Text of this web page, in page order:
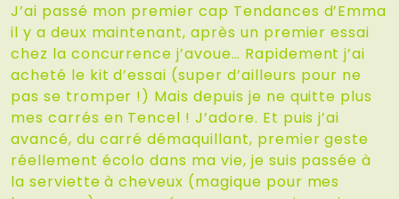
J’ai passé mon premier cap Tendances d’Emma
il y a deux maintenant, après un premier essai
chez la concurrence j’avoue… Rapidement j’ai
acheté le kit d’essai (super d’ailleurs pour ne
pas se tromper !) Mais depuis je ne quitte plus
mes carrés en Tencel ! J’adore. Et puis j’ai
avancé, du carré démaquillant, premier geste
réellement écolo dans ma vie, je suis passée à
la serviette à cheveux (magique pour mes